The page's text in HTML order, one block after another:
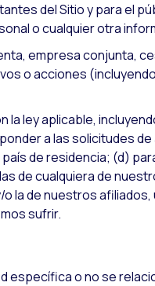
del Sitio y para el
o cualquier otra
empresa conjunta,
o acciones
ley aplicable,
a las solicitudes
de residencia; (d)
de cualquiera de
la de nuestros
sufrir.
específica o no se